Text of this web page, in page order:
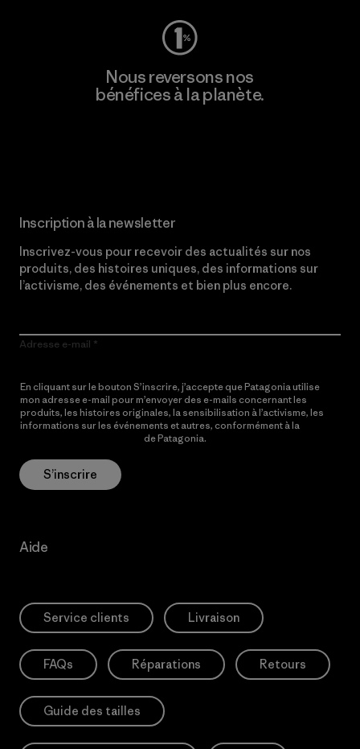
Nous reversons nos
bénéfices à la planète.
Inscription à la newsletter
Inscrivez-vous pour recevoir des actualités sur nos
produits, des histoires uniques, des informations sur
l’activisme, des événements et bien plus encore.
Adresse e-mail
En cliquant sur le bouton S’inscrire, j’accepte que Patagonia utilise
mon adresse e-mail pour m’envoyer des e-mails concernant les
produits, les histoires originales, la sensibilisation à l’activisme, les
informations sur les événements et autres, conformément à la
de Patagonia.
S’inscrire
Aide
Service clients Livraison
FAQs Réparations Retours
Guide des tailles